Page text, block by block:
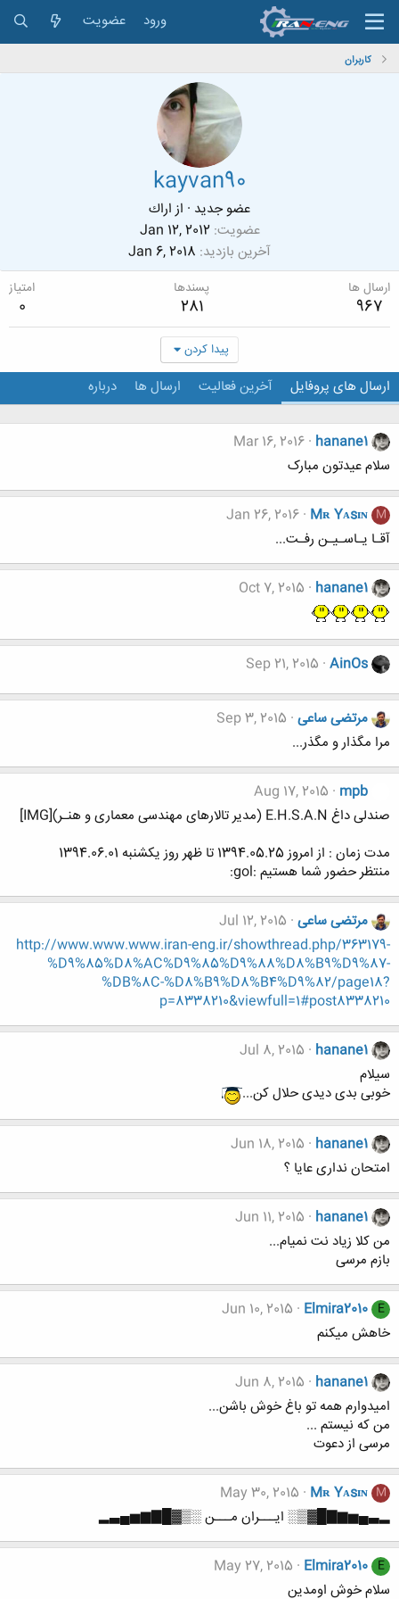
ورود عضویت
کاربران
kayvan90
عضو جدید · از اراك
عضویت Jan 12, 2012
آخرین بازدید Jan 6, 2018
ارسال ها
967
پسندها
281
امتیاز
0
پیدا کردن
ارسال های پروفایل آخرین فعالیت ارسال ها درباره
hanane1
Mar 16, 2016
سلام عیدتون مبارک
M
Mʀ Yᴀsɪɴ
Jan 26, 2016
آقـا یـاسـیـن رفـت...
hanane1
Oct 7, 2015
AinOs
Sep 21, 2015
مرتضی ساعی Sep 3, 2015
مرا مگذار و مگذر...
mpb
Aug 17, 2015
صندلی داغ E.H.S.A.N (مدیر تالارهای مهندسی معماری و هنـر)[IMG]
مدت زمان : از امروز 1394.05.25 تا ظهر روز یکشنبه 1394.06.01
منتظر حضور شما هستیم :gol:
مرتضی ساعی Jul 12, 2015
http://www.www.www.iran-eng.ir/showthread.php/363179-
%D9%85%D8%AC%D9%85%D9%88%D8%B9%D9%87-
%DB%8C-%D8%B9%D8%B4%D9%82/page18?
p=8338210&viewfull=1#post8338210
hanane1
Jul 8, 2015
سیلام
خوبی بدی دیدی حلال کن...
hanane1
Jun 18, 2015
امتحان نداری عایا ؟
hanane1
Jun 11, 2015
من کلا زیاد نت نمیام...
بازم مرسی
E
Elmira2010
Jun 10, 2015
خاهش میکنم
hanane1
Jun 8, 2015
امیدوارم همه تو باغ خوش باشن...
من که نیستم ...
مرسی از دعوت
M
Mʀ Yᴀsɪɴ
May 30, 2015
▂▃▄▅▆▇█▓▒░ ایـــران مـــن ░▒▓█▇▆▅▄▃▂
E
Elmira2010
May 27, 2015
سلام خوش اومدین